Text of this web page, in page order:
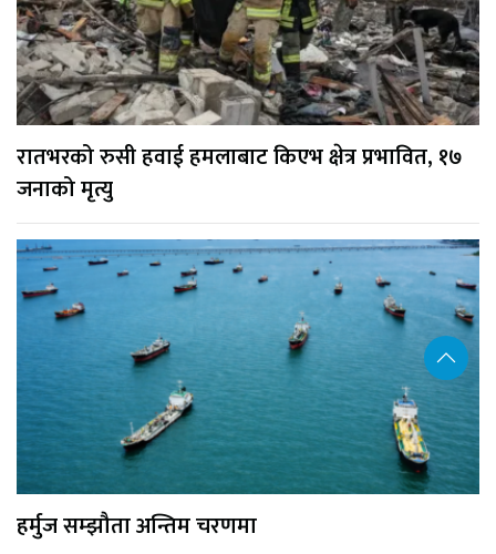
रातभरको रुसी हवाई हमलाबाट किएभ क्षेत्र प्रभावित, १७
जनाको मृत्यु
हर्मुज सम्झौता अन्तिम चरणमा